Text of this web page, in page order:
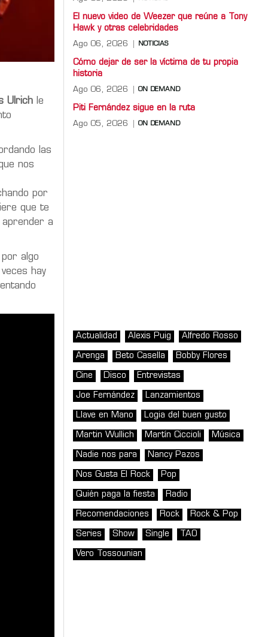
Ulrich le
las
nos
por
que te
aprender a
algo
hay
El nuevo video de Weezer que reúne a Tony
Hawk y otras celebridades
Ago 06, 2026 NOTICIAS
Cómo dejar de ser la víctima de tu propia
historia
Ago 06, 2026 ON DEMAND
Piti Fernández sigue en la ruta
Ago 05, 2026 ON DEMAND
Actualidad Alexis Puig Alfredo Rosso
Arenga Beto Casella Bobby Flores
Cine Disco Entrevistas
Joe Fernández Lanzamientos
Llave en Mano Logia del buen gusto
Martin Wullich Martín Ciccioli Música
Nadie nos para Nancy Pazos
Nos Gusta El Rock Pop
Quién paga la fiesta Radio
Recomendaciones Rock Rock & Pop
Series Show Single TAO
Vero Tossounian